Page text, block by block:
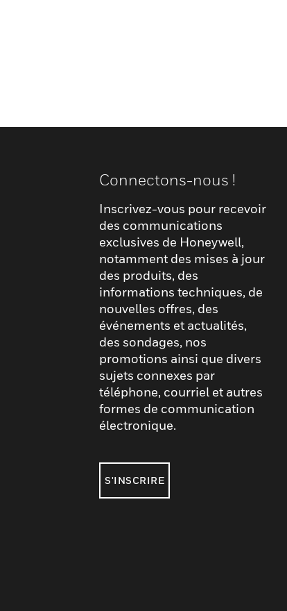
Connectons-nous !
Inscrivez-vous pour recevoir
des communications
exclusives de Honeywell,
notamment des mises à jour
des produits, des
informations techniques, de
nouvelles offres, des
événements et actualités,
des sondages, nos
promotions ainsi que divers
sujets connexes par
téléphone, courriel et autres
formes de communication
électronique.
S'INSCRIRE